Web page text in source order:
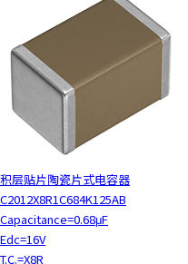
积层贴片陶瓷片式电容器
C2012X8R1C684K125AB
Capacitance=0.68μF
Edc=16V
T.C.=X8R